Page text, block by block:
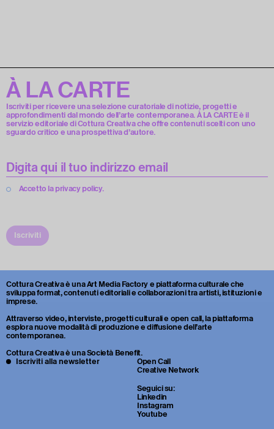
À LA CARTE
Iscriviti per ricevere una selezione curatoriale di notizie, progetti e
approfondimenti dal mondo dell’arte contemporanea. À LA CARTE è il
servizio editoriale di Cottura Creativa che offre contenuti scelti con uno
sguardo critico e una prospettiva d’autore.
Accetto la privacy policy.
Iscriviti
Cottura Creativa è una Art Media Factory e piattaforma culturale che
sviluppa format, contenuti editoriali e collaborazioni tra artisti, istituzioni e
imprese.
Attraverso video, interviste, progetti culturali e open call, la piattaforma
esplora nuove modalità di produzione e diffusione dell’arte
contemporanea.
Cottura Creativa è una Società Benefit.
Open Call
Creative Network
Seguici su:
Linkedin
Instagram
Youtube
Iscriviti alla newsletter